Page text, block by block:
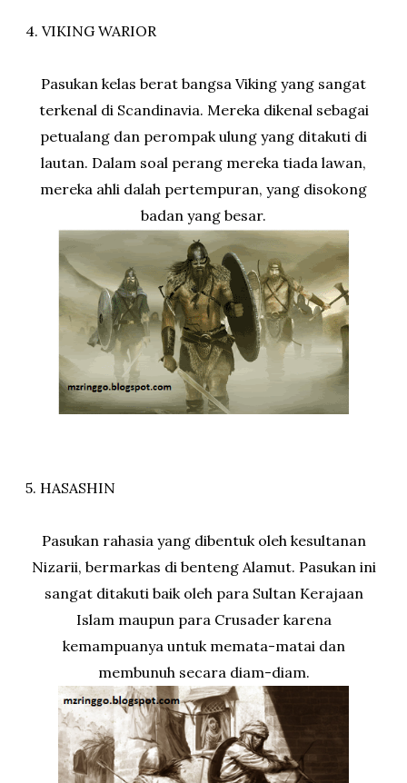
4. VIKING WARIOR
Pasukan kelas berat bangsa Viking yang sangat
terkenal di Scandinavia. Mereka dikenal sebagai
petualang dan perompak ulung yang ditakuti di
lautan. Dalam soal perang mereka tiada lawan,
mereka ahli dalah pertempuran, yang disokong
badan yang besar.
5. HASASHIN
Pasukan rahasia yang dibentuk oleh kesultanan
Nizarii, bermarkas di benteng Alamut. Pasukan ini
sangat ditakuti baik oleh para Sultan Kerajaan
Islam maupun para Crusader karena
kemampuanya untuk memata-matai dan
membunuh secara diam-diam.